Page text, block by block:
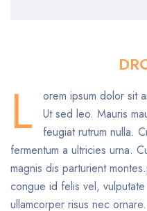
L
orem ipsum dolor sit
Ut sed leo. Mauris
feugiat rutrum nulla.
fermentum a ultricies urna.
magnis dis parturient
congue id felis vel,
ullamcorper risus nec